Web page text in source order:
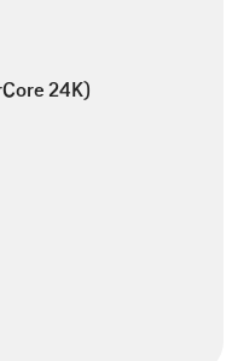
24K)